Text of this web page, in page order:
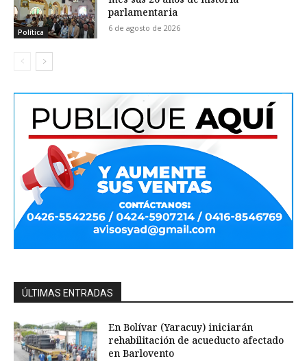
Política
parlamentaria
6 de agosto de 2026
ÚLTIMAS ENTRADAS
En Bolívar (Yaracuy) iniciarán
rehabilitación de acueducto afectado
en Barlovento